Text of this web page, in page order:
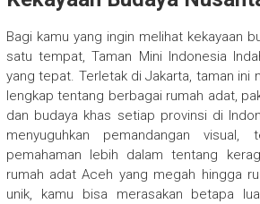
Bagi kamu yang ingin melihat kekayaan
satu tempat, Taman Mini Indonesia
yang tepat. Terletak di Jakarta, taman ini
lengkap tentang berbagai rumah adat,
dan budaya khas setiap provinsi di
menyuguhkan pemandangan
pemahaman lebih dalam tentang
rumah adat Aceh yang megah hingga
unik, kamu bisa merasakan betapa